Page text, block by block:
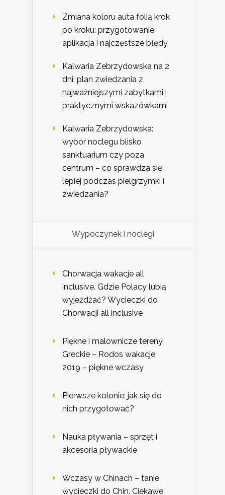
Zmiana koloru auta folią krok
po kroku: przygotowanie,
aplikacja i najczęstsze błędy
Kalwaria Zebrzydowska na 2
dni: plan zwiedzania z
najważniejszymi zabytkami i
praktycznymi wskazówkami
Kalwaria Zebrzydowska:
wybór noclegu blisko
sanktuarium czy poza
centrum – co sprawdza się
lepiej podczas pielgrzymki i
zwiedzania?
Wypoczynek i noclegi
Chorwacja wakacje all
inclusive. Gdzie Polacy lubią
wyjeżdżać? Wycieczki do
Chorwacji all inclusive
Piękne i malownicze tereny
Greckie – Rodos wakacje
2019 – piękne wczasy
Pierwsze kolonie: jak się do
nich przygotować?
Nauka pływania – sprzęt i
akcesoria pływackie
Wczasy w Chinach – tanie
wycieczki do Chin. Ciekawe